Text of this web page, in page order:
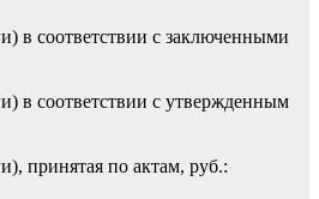
в соответствии с заключенными
в соответствии с утвержденным
принятая по актам, руб.: